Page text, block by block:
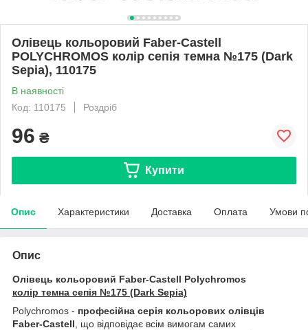
Олівець кольоровий Faber-Castell
POLYCHROMOS колір сепія темна №175 (Dark
Sepia), 110175
В наявності
Код: 110175
Роздріб
96 ₴
Купити
Опис Характеристики Доставка Оплата Умови
Опис
Олівець кольоровий Faber-Castell Polychromos
колір темна сепія №175 (Dark Sepia)
Polychromos - професійна серія кольорових олівців
Faber-Castell , що відповідає всім вимогам самих